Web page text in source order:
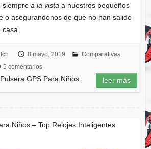
siempre a la vista a nuestros pequeños
o asegurandonos de que no han salido
8 mayo, 2019 Comparativas,
5 comentarios
GPS Para Niños leer más
Niños – Top Relojes Inteligentes